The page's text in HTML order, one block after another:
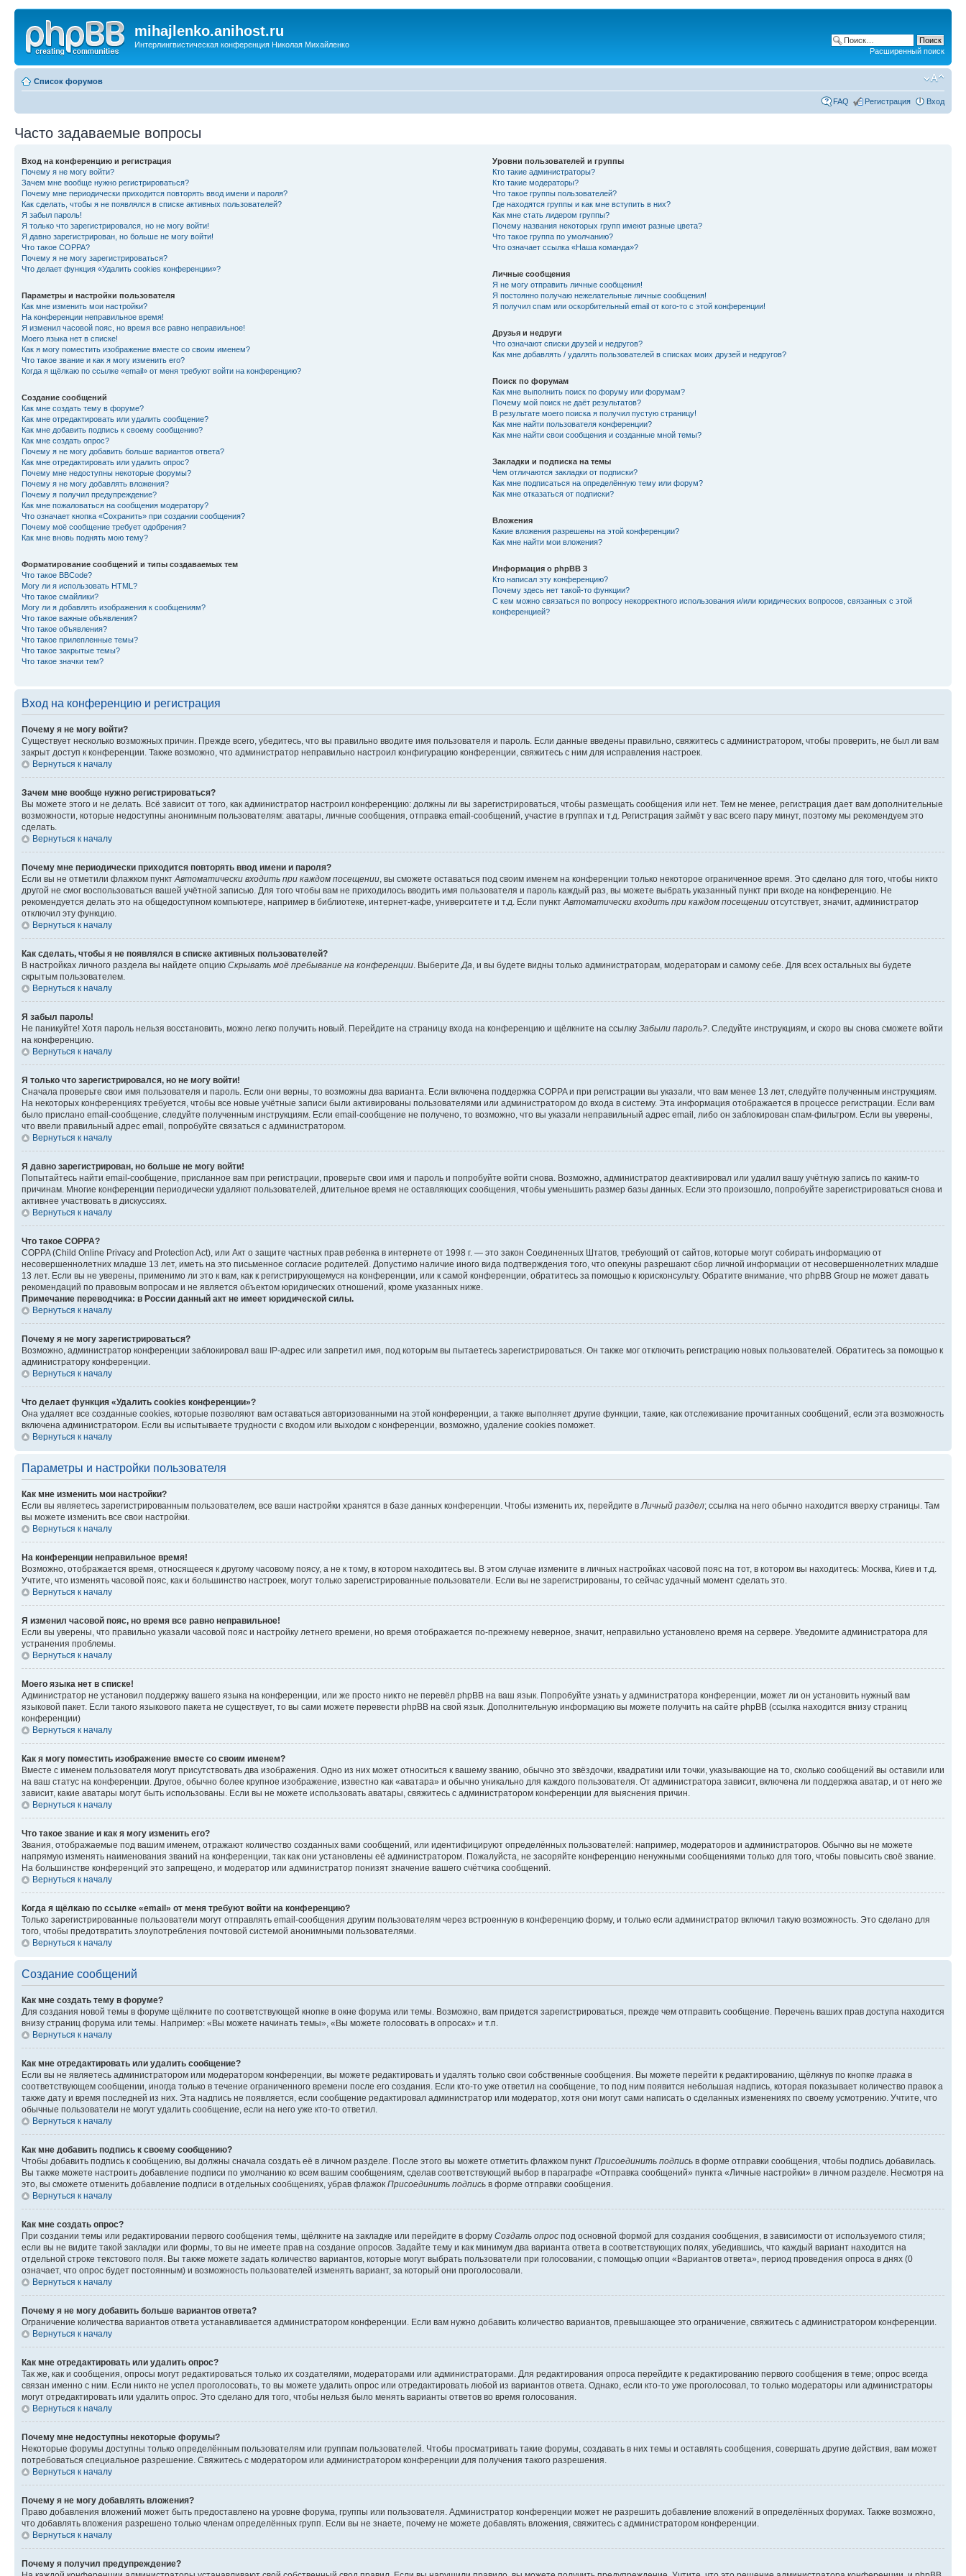
mihajlenko.anihost.ru
Интерлингвистическая конференция Николая Михайленко
Расширенный поиск
Список форумов
FAQ Регистрация Вход
Часто задаваемые вопросы
Вход на конференцию и регистрация
Почему я не могу войти?
Зачем мне вообще нужно регистрироваться?
Почему мне периодически приходится повторять ввод имени и пароля?
Как сделать, чтобы я не появлялся в списке активных пользователей?
Я забыл пароль!
Я только что зарегистрировался, но не могу войти!
Я давно зарегистрирован, но больше не могу войти!
Что такое COPPA?
Почему я не могу зарегистрироваться?
Что делает функция «Удалить cookies конференции»?
Параметры и настройки пользователя
Как мне изменить мои настройки?
На конференции неправильное время!
Я изменил часовой пояс, но время все равно неправильное!
Моего языка нет в списке!
Как я могу поместить изображение вместе со своим именем?
Что такое звание и как я могу изменить его?
Когда я щёлкаю по ссылке «email» от меня требуют войти на конференцию?
Создание сообщений
Как мне создать тему в форуме?
Как мне отредактировать или удалить сообщение?
Как мне добавить подпись к своему сообщению?
Как мне создать опрос?
Почему я не могу добавить больше вариантов ответа?
Как мне отредактировать или удалить опрос?
Почему мне недоступны некоторые форумы?
Почему я не могу добавлять вложения?
Почему я получил предупреждение?
Как мне пожаловаться на сообщения модератору?
Что означает кнопка «Сохранить» при создании сообщения?
Почему моё сообщение требует одобрения?
Как мне вновь поднять мою тему?
Форматирование сообщений и типы создаваемых тем
Что такое BBCode?
Могу ли я использовать HTML?
Что такое смайлики?
Могу ли я добавлять изображения к сообщениям?
Что такое важные объявления?
Что такое объявления?
Что такое прилепленные темы?
Что такое закрытые темы?
Что такое значки тем?
Уровни пользователей и группы
Кто такие администраторы?
Кто такие модераторы?
Что такое группы пользователей?
Где находятся группы и как мне вступить в них?
Как мне стать лидером группы?
Почему названия некоторых групп имеют разные цвета?
Что такое группа по умолчанию?
Что означает ссылка «Наша команда»?
Личные сообщения
Я не могу отправить личные сообщения!
Я постоянно получаю нежелательные личные сообщения!
Я получил спам или оскорбительный email от кого-то с этой конференции!
Друзья и недруги
Что означают списки друзей и недругов?
Как мне добавлять / удалять пользователей в списках моих друзей и недругов?
Поиск по форумам
Как мне выполнить поиск по форуму или форумам?
Почему мой поиск не даёт результатов?
В результате моего поиска я получил пустую страницу!
Как мне найти пользователя конференции?
Как мне найти свои сообщения и созданные мной темы?
Закладки и подписка на темы
Чем отличаются закладки от подписки?
Как мне подписаться на определённую тему или форум?
Как мне отказаться от подписки?
Вложения
Какие вложения разрешены на этой конференции?
Как мне найти мои вложения?
Информация о phpBB 3
Кто написал эту конференцию?
Почему здесь нет такой-то функции?
С кем можно связаться по вопросу некорректного использования и/или юридических вопросов, связанных с этой
конференцией?
Вход на конференцию и регистрация
Почему я не могу войти?
Существует несколько возможных причин. Прежде всего, убедитесь, что вы правильно вводите имя пользователя и пароль. Если данные введены правильно, свяжитесь с администратором, чтобы проверить, не был ли вам
закрыт доступ к конференции. Также возможно, что администратор неправильно настроил конфигурацию конференции, свяжитесь с ним для исправления настроек.
Вернуться к началу
Зачем мне вообще нужно регистрироваться?
Вы можете этого и не делать. Всё зависит от того, как администратор настроил конференцию: должны ли вы зарегистрироваться, чтобы размещать сообщения или нет. Тем не менее, регистрация дает вам дополнительные
возможности, которые недоступны анонимным пользователям: аватары, личные сообщения, отправка email-сообщений, участие в группах и т.д. Регистрация займёт у вас всего пару минут, поэтому мы рекомендуем это
сделать.
Вернуться к началу
Почему мне периодически приходится повторять ввод имени и пароля?
Если вы не отметили флажком пункт Автоматически входить при каждом посещении , вы сможете оставаться под своим именем на конференции только некоторое ограниченное время. Это сделано для того, чтобы никто
другой не смог воспользоваться вашей учётной записью. Для того чтобы вам не приходилось вводить имя пользователя и пароль каждый раз, вы можете выбрать указанный пункт при входе на конференцию. Не
рекомендуется делать это на общедоступном компьютере, например в библиотеке, интернет-кафе, университете и т.д. Если пункт Автоматически входить при каждом посещении отсутствует, значит, администратор
отключил эту функцию.
Вернуться к началу
Как сделать, чтобы я не появлялся в списке активных пользователей?
В настройках личного раздела вы найдете опцию Скрывать моё пребывание на конференции . Выберите Да , и вы будете видны только администраторам, модераторам и самому себе. Для всех остальных вы будете
скрытым пользователем.
Вернуться к началу
Я забыл пароль!
Не паникуйте! Хотя пароль нельзя восстановить, можно легко получить новый. Перейдите на страницу входа на конференцию и щёлкните на ссылку Забыли пароль? . Следуйте инструкциям, и скоро вы снова сможете войти
на конференцию.
Вернуться к началу
Я только что зарегистрировался, но не могу войти!
Сначала проверьте свои имя пользователя и пароль. Если они верны, то возможны два варианта. Если включена поддержка COPPA и при регистрации вы указали, что вам менее 13 лет, следуйте полученным инструкциям.
На некоторых конференциях требуется, чтобы все новые учётные записи были активированы пользователями или администратором до входа в систему. Эта информация отображается в процессе регистрации. Если вам
было прислано email-сообщение, следуйте полученным инструкциям. Если email-сообщение не получено, то возможно, что вы указали неправильный адрес email, либо он заблокирован спам-фильтром. Если вы уверены,
что ввели правильный адрес email, попробуйте связаться с администратором.
Вернуться к началу
Я давно зарегистрирован, но больше не могу войти!
Попытайтесь найти email-сообщение, присланное вам при регистрации, проверьте свои имя и пароль и попробуйте войти снова. Возможно, администратор деактивировал или удалил вашу учётную запись по каким-то
причинам. Многие конференции периодически удаляют пользователей, длительное время не оставляющих сообщения, чтобы уменьшить размер базы данных. Если это произошло, попробуйте зарегистрироваться снова и
активнее участвовать в дискуссиях.
Вернуться к началу
Что такое COPPA?
COPPA (Child Online Privacy and Protection Act), или Акт о защите частных прав ребенка в интернете от 1998 г. — это закон Соединенных Штатов, требующий от сайтов, которые могут собирать информацию от
несовершеннолетних младше 13 лет, иметь на это письменное согласие родителей. Допустимо наличие иного вида подтверждения того, что опекуны разрешают сбор личной информации от несовершеннолетних младше
13 лет. Если вы не уверены, применимо ли это к вам, как к регистрирующемуся на конференции, или к самой конференции, обратитесь за помощью к юрисконсульту. Обратите внимание, что phpBB Group не может давать
рекомендаций по правовым вопросам и не является объектом юридических отношений, кроме указанных ниже.
Примечание переводчика: в России данный акт не имеет юридической силы.
Вернуться к началу
Почему я не могу зарегистрироваться?
Возможно, администратор конференции заблокировал ваш IP-адрес или запретил имя, под которым вы пытаетесь зарегистрироваться. Он также мог отключить регистрацию новых пользователей. Обратитесь за помощью к
администратору конференции.
Вернуться к началу
Что делает функция «Удалить cookies конференции»?
Она удаляет все созданные cookies, которые позволяют вам оставаться авторизованными на этой конференции, а также выполняет другие функции, такие, как отслеживание прочитанных сообщений, если эта возможность
включена администратором. Если вы испытываете трудности с входом или выходом с конференции, возможно, удаление cookies поможет.
Вернуться к началу
Параметры и настройки пользователя
Как мне изменить мои настройки?
Если вы являетесь зарегистрированным пользователем, все ваши настройки хранятся в базе данных конференции. Чтобы изменить их, перейдите в Личный раздел; ссылка на него обычно находится вверху страницы. Там
вы можете изменить все свои настройки.
Вернуться к началу
На конференции неправильное время!
Возможно, отображается время, относящееся к другому часовому поясу, а не к тому, в котором находитесь вы. В этом случае измените в личных настройках часовой пояс на тот, в котором вы находитесь: Москва, Киев и т.д.
Учтите, что изменять часовой пояс, как и большинство настроек, могут только зарегистрированные пользователи. Если вы не зарегистрированы, то сейчас удачный момент сделать это.
Вернуться к началу
Я изменил часовой пояс, но время все равно неправильное!
Если вы уверены, что правильно указали часовой пояс и настройку летнего времени, но время отображается по-прежнему неверное, значит, неправильно установлено время на сервере. Уведомите администратора для
устранения проблемы.
Вернуться к началу
Моего языка нет в списке!
Администратор не установил поддержку вашего языка на конференции, или же просто никто не перевёл phpBB на ваш язык. Попробуйте узнать у администратора конференции, может ли он установить нужный вам
языковой пакет. Если такого языкового пакета не существует, то вы сами можете перевести phpBB на свой язык. Дополнительную информацию вы можете получить на сайте phpBB (ссылка находится внизу страниц
конференции)
Вернуться к началу
Как я могу поместить изображение вместе со своим именем?
Вместе с именем пользователя могут присутствовать два изображения. Одно из них может относиться к вашему званию, обычно это звёздочки, квадратики или точки, указывающие на то, сколько сообщений вы оставили или
на ваш статус на конференции. Другое, обычно более крупное изображение, известно как «аватара» и обычно уникально для каждого пользователя. От администратора зависит, включена ли поддержка аватар, и от него же
зависит, какие аватары могут быть использованы. Если вы не можете использовать аватары, свяжитесь с администратором конференции для выяснения причин.
Вернуться к началу
Что такое звание и как я могу изменить его?
Звания, отображаемые под вашим именем, отражают количество созданных вами сообщений, или идентифицируют определённых пользователей: например, модераторов и администраторов. Обычно вы не можете
напрямую изменять наименования званий на конференции, так как они установлены её администратором. Пожалуйста, не засоряйте конференцию ненужными сообщениями только для того, чтобы повысить своё звание.
На большинстве конференций это запрещено, и модератор или администратор понизят значение вашего счётчика сообщений.
Вернуться к началу
Когда я щёлкаю по ссылке «email» от меня требуют войти на конференцию?
Только зарегистрированные пользователи могут отправлять email-сообщения другим пользователям через встроенную в конференцию форму, и только если администратор включил такую возможность. Это сделано для
того, чтобы предотвратить злоупотребления почтовой системой анонимными пользователями.
Вернуться к началу
Создание сообщений
Как мне создать тему в форуме?
Для создания новой темы в форуме щёлкните по соответствующей кнопке в окне форума или темы. Возможно, вам придется зарегистрироваться, прежде чем отправить сообщение. Перечень ваших прав доступа находится
внизу страниц форума или темы. Например: «Вы можете начинать темы», «Вы можете голосовать в опросах» и т.п.
Вернуться к началу
Как мне отредактировать или удалить сообщение?
Если вы не являетесь администратором или модератором конференции, вы можете редактировать и удалять только свои собственные сообщения. Вы можете перейти к редактированию, щёлкнув по кнопке правка в
соответствующем сообщении, иногда только в течение ограниченного времени после его создания. Если кто-то уже ответил на сообщение, то под ним появится небольшая надпись, которая показывает количество правок а
также дату и время последней из них. Эта надпись не появляется, если сообщение редактировал администратор или модератор, хотя они могут сами написать о сделанных изменениях по своему усмотрению. Учтите, что
обычные пользователи не могут удалить сообщение, если на него уже кто-то ответил.
Вернуться к началу
Как мне добавить подпись к своему сообщению?
Чтобы добавить подпись к сообщению, вы должны сначала создать её в личном разделе. После этого вы можете отметить флажком пункт Присоединить подпись в форме отправки сообщения, чтобы подпись добавилась.
Вы также можете настроить добавление подписи по умолчанию ко всем вашим сообщениям, сделав соответствующий выбор в параграфе «Отправка сообщений» пункта «Личные настройки» в личном разделе. Несмотря на
это, вы сможете отменить добавление подписи в отдельных сообщениях, убрав флажок Присоединить подпись в форме отправки сообщения.
Вернуться к началу
Как мне создать опрос?
При создании темы или редактировании первого сообщения темы, щёлкните на закладке или перейдите в форму Создать опрос под основной формой для создания сообщения, в зависимости от используемого стиля;
если вы не видите такой закладки или формы, то вы не имеете прав на создание опросов. Задайте тему и как минимум два варианта ответа в соответствующих полях, убедившись, что каждый вариант находится на
отдельной строке текстового поля. Вы также можете задать количество вариантов, которые могут выбрать пользователи при голосовании, с помощью опции «Вариантов ответа», период проведения опроса в днях (0
означает, что опрос будет постоянным) и возможность пользователей изменять вариант, за который они проголосовали.
Вернуться к началу
Почему я не могу добавить больше вариантов ответа?
Ограничение количества вариантов ответа устанавливается администратором конференции. Если вам нужно добавить количество вариантов, превышающее это ограничение, свяжитесь с администратором конференции.
Вернуться к началу
Как мне отредактировать или удалить опрос?
Так же, как и сообщения, опросы могут редактироваться только их создателями, модераторами или администраторами. Для редактирования опроса перейдите к редактированию первого сообщения в теме; опрос всегда
связан именно с ним. Если никто не успел проголосовать, то вы можете удалить опрос или отредактировать любой из вариантов ответа. Однако, если кто-то уже проголосовал, то только модераторы или администраторы
могут отредактировать или удалить опрос. Это сделано для того, чтобы нельзя было менять варианты ответов во время голосования.
Вернуться к началу
Почему мне недоступны некоторые форумы?
Некоторые форумы доступны только определённым пользователям или группам пользователей. Чтобы просматривать такие форумы, создавать в них темы и оставлять сообщения, совершать другие действия, вам может
потребоваться специальное разрешение. Свяжитесь с модератором или администратором конференции для получения такого разрешения.
Вернуться к началу
Почему я не могу добавлять вложения?
Право добавления вложений может быть предоставлено на уровне форума, группы или пользователя. Администратор конференции может не разрешить добавление вложений в определённых форумах. Также возможно,
что добавлять вложения разрешено только членам определённых групп. Если вы не знаете, почему не можете добавлять вложения, свяжитесь с администратором конференции.
Вернуться к началу
Почему я получил предупреждение?